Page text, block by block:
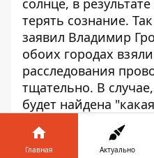
терять сознание.
заявил Владимир
обоих городах
расследования
тщательно. В
будет найдена
заявят публично.
Главная Актуально